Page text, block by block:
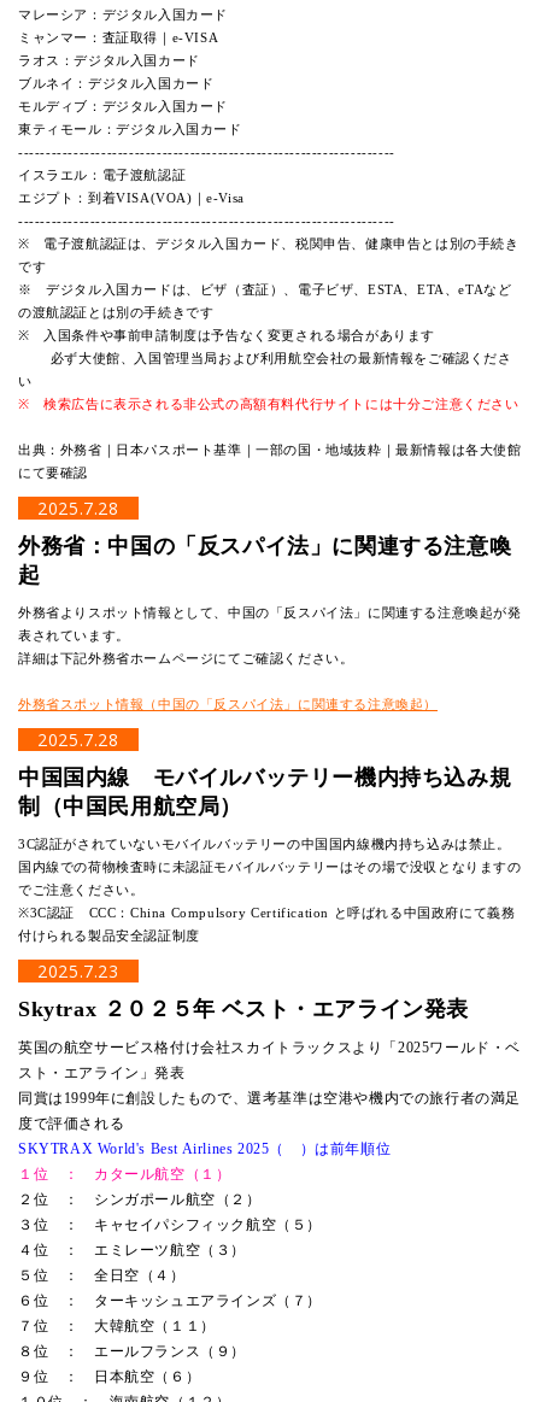
マレーシア：デジタル入国カード
ミャンマー：査証取得｜e-VISA
ラオス：デジタル入国カード
ブルネイ：デジタル入国カード
モルディブ：デジタル入国カード
東ティモール：デジタル入国カード
--------------------------------------------------------------------
イスラエル：電子渡航認証
エジプト：到着VISA(VOA)｜e-Visa
--------------------------------------------------------------------
※ 電子渡航認証は、デジタル入国カード、税関申告、健康申告とは別の手続き
です
※ デジタル入国カードは、ビザ（査証）、電子ビザ、ESTA、ETA、eTAなど
の渡航認証とは別の手続きです
※ 入国条件や事前申請制度は予告なく変更される場合があります
必ず大使館、入国管理当局および利用航空会社の最新情報をご確認くださ
い
※ 検索広告に表示される非公式の高額有料代行サイトには十分ご注意ください
出典：外務省｜日本パスポート基準｜一部の国・地域抜粋｜最新情報は各大使館
にて要確認
2025.7.28
外務省：中国の「反スパイ法」に関連する注意喚
起
外務省よりスポット情報として、中国の「反スパイ法」に関連する注意喚起が発
表されています。
詳細は下記外務省ホームページにてご確認ください。
外務省スポット情報（中国の「反スパイ法」に関連する注意喚起）
2025.7.28
中国国内線 モバイルバッテリー機内持ち込み規
制（中国民用航空局）
3C認証がされていないモバイルバッテリーの中国国内線機内持ち込みは禁止。
国内線での荷物検査時に未認証モバイルバッテリーはその場で没収となりますの
でご注意ください。
※3C認証 CCC：China Compulsory Certification と呼ばれる中国政府にて義務
付けられる製品安全認証制度
2025.7.23
Skytrax ２０２５年 ベスト・エアライン発表
英国の航空サービス格付け会社スカイトラックスより「2025ワールド・ベ
スト・エアライン」発表
同賞は1999年に創設したもので、選考基準は空港や機内での旅行者の満足
度で評価される
SKYTRAX World's Best Airlines 2025（ ）は前年順位
１位 ： カタール航空（１）
２位 ： シンガポール航空（２）
３位 ： キャセイパシフィック航空（５）
４位 ： エミレーツ航空（３）
５位 ： 全日空（４）
６位 ： ターキッシュエアラインズ（７）
７位 ： 大韓航空（１１）
８位 ： エールフランス（９）
９位 ： 日本航空（６）